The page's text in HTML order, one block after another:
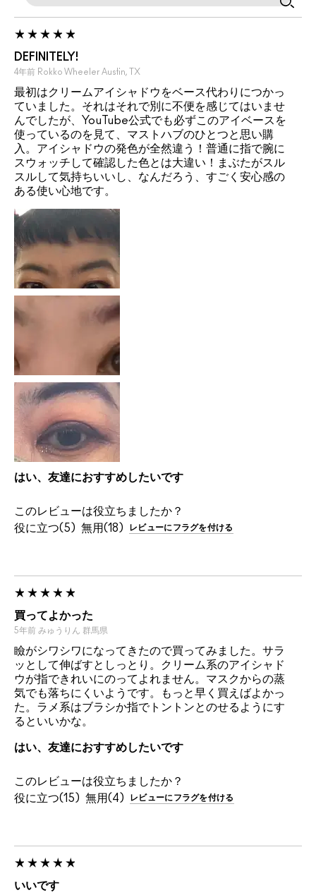
DEFINITELY!
4年前 Rokko Wheeler Austin, TX
最初はクリームアイシャドウをベース代わりにつかっ
ていました。それはそれで別に不便を感じてはいませ
んでしたが、YouTube公式でも必ずこのアイベースを
使っているのを見て、マストハブのひとつと思い購
入。アイシャドウの発色が全然違う！普通に指で腕に
スウォッチして確認した色とは大違い！まぶたがスル
スルして気持ちいいし、なんだろう、すごく安心感の
ある使い心地です。
はい、友達におすすめしたいです
このレビューは役立ちましたか？
5
18 レビューにフラグを付ける
買ってよかった
5年前 みゅうりん 群馬県
瞼がシワシワになってきたので買ってみました。サラ
ッとして伸ばすとしっとり。クリーム系のアイシャド
ウが指できれいにのってよれません。マスクからの蒸
気でも落ちにくいようです。もっと早く買えばよかっ
た。ラメ系はブラシか指でトントンとのせるようにす
るといいかな。
はい、友達におすすめしたいです
このレビューは役立ちましたか？
15
4 レビューにフラグを付ける
いいです